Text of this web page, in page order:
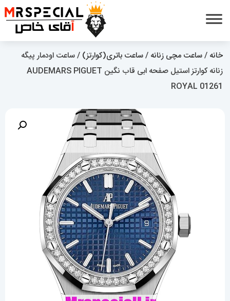
خانه /ساعت مچی زنانه /ساعت باتری(کوارتز) / ساعت اودمار پیگه
زنانه کوارتز استیل صفحه ابی قاب نگین AUDEMARS PIGUET
ROYAL 01261